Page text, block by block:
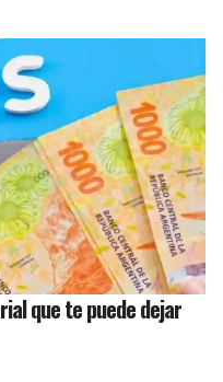
que te puede dejar